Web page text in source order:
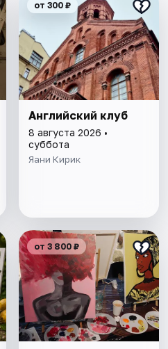
от 300 ₽
Английский клуб
8 августа 2026 •
суббота
Яани Кирик
от 3 800 ₽